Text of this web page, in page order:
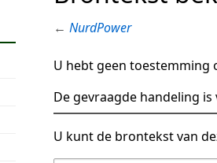
← NurdPower
U hebt geen toestemming
De gevraagde handeling
U kunt de brontekst van